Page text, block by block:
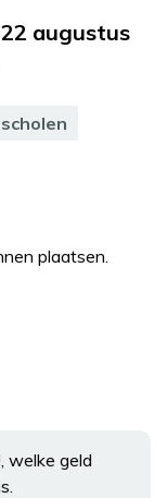
augustus
scholen
plaatsen.
welke geld